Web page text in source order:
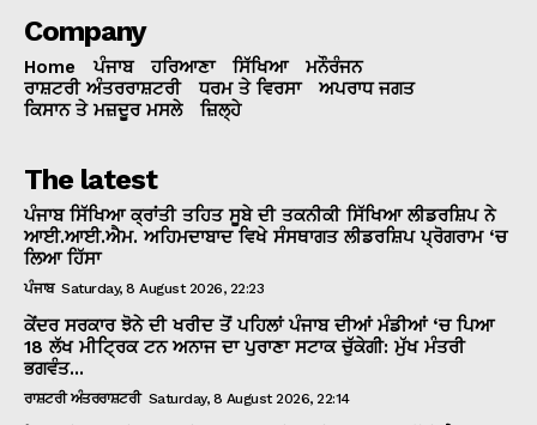
Company
Home ਪੰਜਾਬ ਹਰਿਆਣਾ ਸਿੱਖਿਆ
ਮਨੌਰੰਜਨ
ਰਾਸ਼ਟਰੀ ਅੰਤਰਰਾਸ਼ਟਰੀ
ਧਰਮ ਤੇ ਵਿਰਸਾ
ਅਪਰਾਧ ਜਗਤ
ਕਿਸਾਨ ਤੇ ਮਜ਼ਦੂਰ ਮਸਲੇ
ਜ਼ਿਲ੍ਹੇ
The latest
ਪੰਜਾਬ ਸਿੱਖਿਆ ਕ੍ਰਾਂਤੀ ਤਹਿਤ ਸੂਬੇ ਦੀ ਤਕਨੀਕੀ ਸਿੱਖਿਆ ਲੀਡਰਸ਼ਿਪ ਨੇ
ਆਈ.ਆਈ.ਐਮ. ਅਹਿਮਦਾਬਾਦ ਵਿਖੇ ਸੰਸਥਾਗਤ ਲੀਡਰਸ਼ਿਪ ਪ੍ਰੋਗਰਾਮ ‘ਚ
ਲਿਆ ਹਿੱਸਾ
ਪੰਜਾਬ Saturday, 8 August 2026, 22:23
ਕੇਂਦਰ ਸਰਕਾਰ ਝੋਨੇ ਦੀ ਖਰੀਦ ਤੋਂ ਪਹਿਲਾਂ ਪੰਜਾਬ ਦੀਆਂ ਮੰਡੀਆਂ ‘ਚ ਪਿਆ
18 ਲੱਖ ਮੀਟ੍ਰਿਕ ਟਨ ਅਨਾਜ ਦਾ ਪੁਰਾਣਾ ਸਟਾਕ ਚੁੱਕੇਗੀ: ਮੁੱਖ ਮੰਤਰੀ
ਭਗਵੰਤ...
ਰਾਸ਼ਟਰੀ ਅੰਤਰਰਾਸ਼ਟਰੀ Saturday, 8 August 2026, 22:14